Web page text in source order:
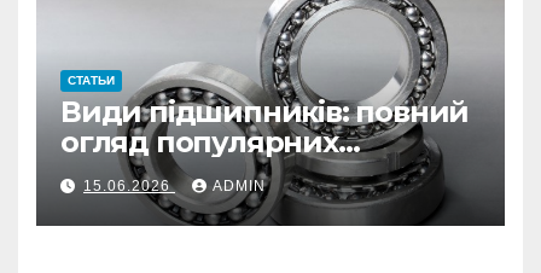
СТАТЬИ
Види підшипників: повний
огляд популярних
конструкцій та їх
застосування
15.06.2026 ADMIN